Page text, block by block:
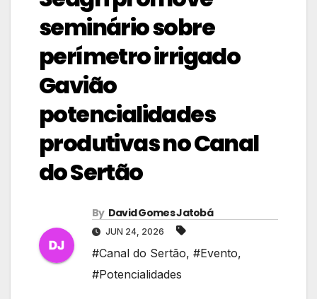
seminário sobre
perímetro irrigado
Gavião
potencialidades
produtivas no Canal
do Sertão
By David Gomes Jatobá
JUN 24, 2026
#Canal do Sertão, #Evento,
#Potencialidades